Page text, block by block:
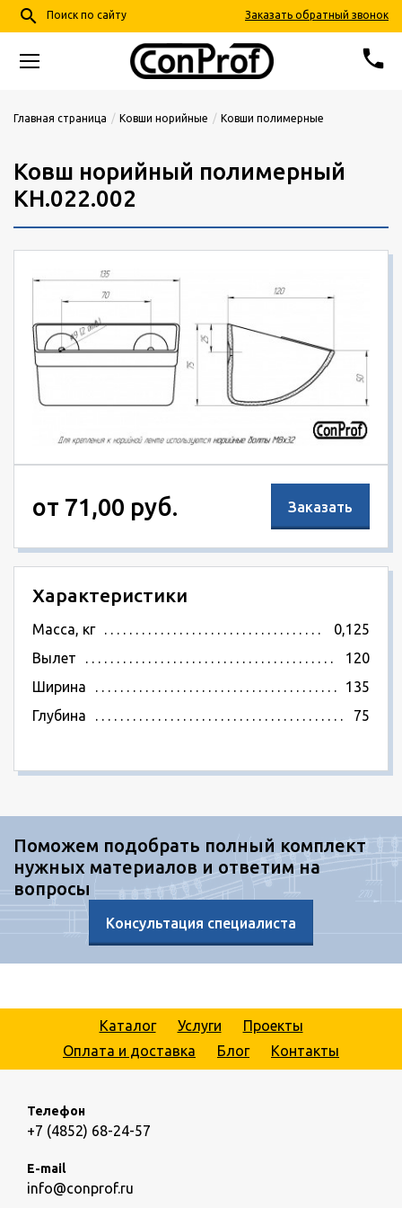
search Поиск по сайту Заказать обратный звонок
phone
+7 (4852)68-24-57
Ярославль, пер. Тепловой, д. 4, корп. 2
Главная страница Ковши норийные Ковши полимерные
Ковш норийный полимерный
КН.022.002
от 71,00 руб. Заказать
Характеристики
Масса, кг
0,125
Вылет
120
Ширина
135
Глубина
75
Поможем подобрать полный комплект
нужных материалов и ответим на
вопросы
Консультация специалиста
Каталог Услуги
Проекты
Оплата и доставка
Блог Контакты
Телефон
+7 (4852) 68-24-57
E-mail
info@conprof.ru